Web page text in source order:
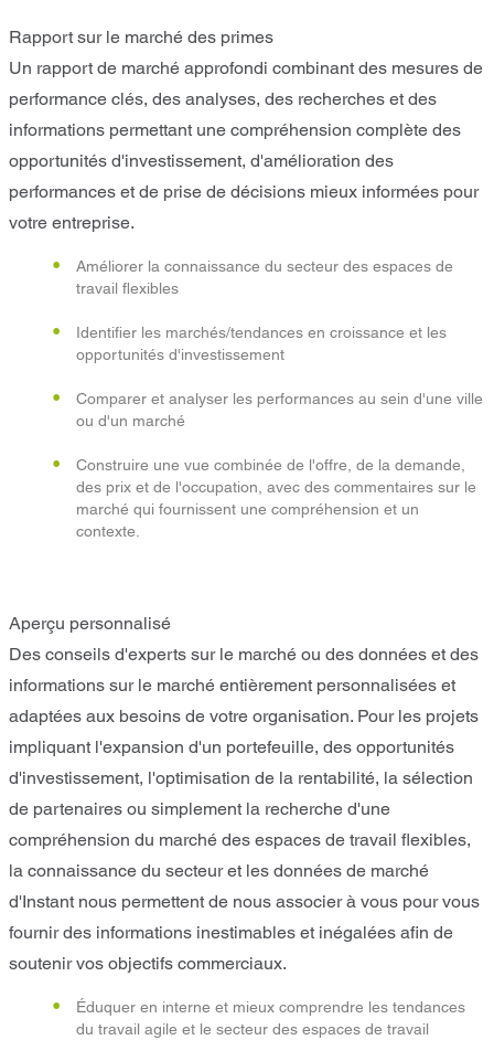
Rapport sur le marché des primes
Un rapport de marché approfondi combinant des mesures de
performance clés, des analyses, des recherches et des
informations permettant une compréhension complète des
opportunités d'investissement, d'amélioration des
performances et de prise de décisions mieux informées pour
votre entreprise.
Améliorer la connaissance du secteur des espaces de
travail flexibles
Identifier les marchés/tendances en croissance et les
opportunités d'investissement
Comparer et analyser les performances au sein d'une ville
ou d'un marché
Construire une vue combinée de l'offre, de la demande,
des prix et de l'occupation, avec des commentaires sur le
marché qui fournissent une compréhension et un
contexte.
Aperçu personnalisé
Des conseils d'experts sur le marché ou des données et des
informations sur le marché entièrement personnalisées et
adaptées aux besoins de votre organisation. Pour les projets
impliquant l'expansion d'un portefeuille, des opportunités
d'investissement, l'optimisation de la rentabilité, la sélection
de partenaires ou simplement la recherche d'une
compréhension du marché des espaces de travail flexibles,
la connaissance du secteur et les données de marché
d'Instant nous permettent de nous associer à vous pour vous
fournir des informations inestimables et inégalées afin de
soutenir vos objectifs commerciaux.
Éduquer en interne et mieux comprendre les tendances
du travail agile et le secteur des espaces de travail